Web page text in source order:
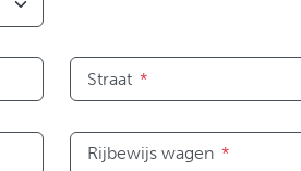
Straat *
Rijbewijs wagen *